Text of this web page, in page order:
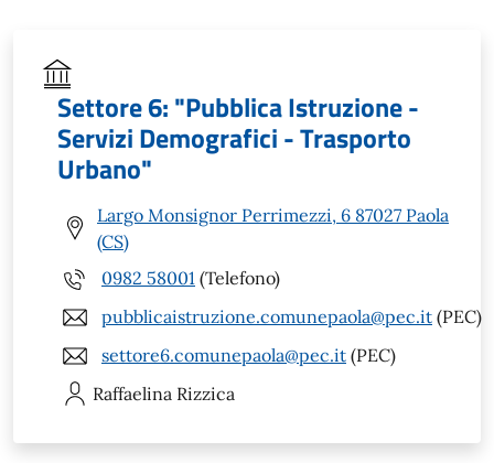
Settore 6: "Pubblica Istruzione -
Servizi Demografici - Trasporto
Urbano"
Largo Monsignor Perrimezzi, 6 87027 Paola
(CS)
0982 58001 (Telefono)
pubblicaistruzione.comunepaola@pec.it (PEC)
settore6.comunepaola@pec.it (PEC)
Raffaelina Rizzica